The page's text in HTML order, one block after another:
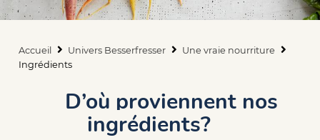
Fil
Accueil Univers Besserfresser
Une vraie nourriture
Ingrédients
D’où proviennent nos
ingrédients?